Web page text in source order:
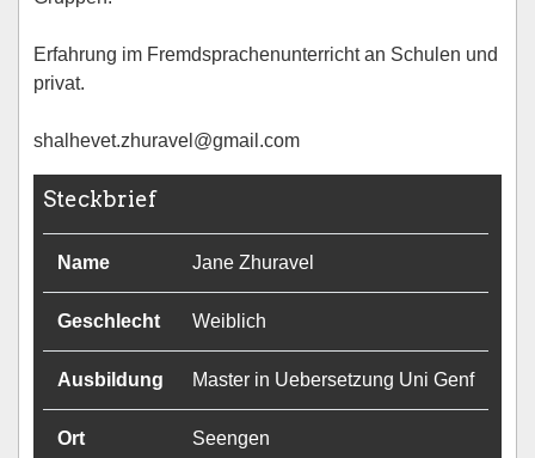
Erfahrung im Fremdsprachenunterricht an Schulen und
privat.
shalhevet.zhuravel@gmail.com
Steckbrief
Name Jane Zhuravel
Geschlecht Weiblich
Ausbildung Master in Uebersetzung Uni Genf
Ort Seengen